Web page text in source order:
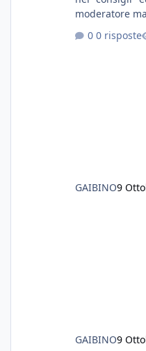
moderatore
chissà...
0 risposte
GAIBINO9
GAIBINO9